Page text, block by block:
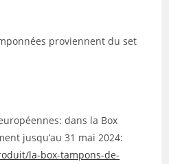
proviennent du set
dans la Box
jusqu’au 31 mai 2024:
la-box-tampons-de-